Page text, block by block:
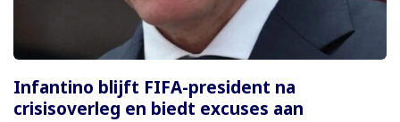
Infantino blijft FIFA-president na
crisisoverleg en biedt excuses aan